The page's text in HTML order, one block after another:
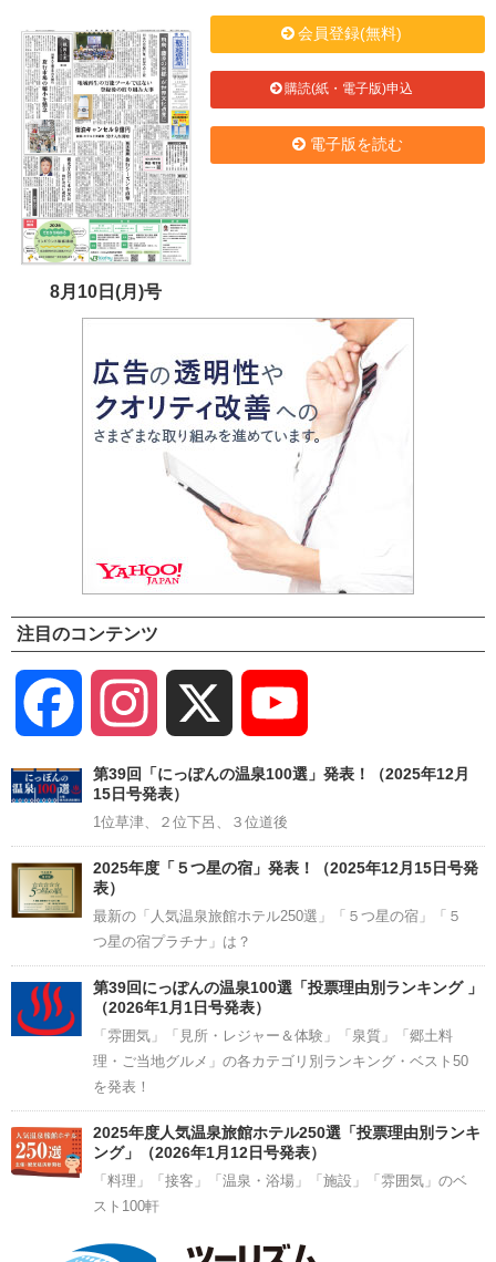
8月10日(月)号
会員登録(無料)
購読(紙・電子版)申込
電子版を読む
注目のコンテンツ
Facebook Instagram
Channel
第39回「にっぽんの温泉100選」発表！（2025年12月
15日号発表）
1位草津、２位下呂、３位道後
2025年度「５つ星の宿」発表！（2025年12月15日号発
表）
最新の「人気温泉旅館ホテル250選」「５つ星の宿」「５
つ星の宿プラチナ」は？
第39回にっぽんの温泉100選「投票理由別ランキング 」
（2026年1月1日号発表）
「雰囲気」「見所・レジャー＆体験」「泉質」「郷土料
理・ご当地グルメ」の各カテゴリ別ランキング・ベスト50
を発表！
2025年度人気温泉旅館ホテル250選「投票理由別ランキ
ング」（2026年1月12日号発表）
「料理」「接客」「温泉・浴場」「施設」「雰囲気」のベ
スト100軒